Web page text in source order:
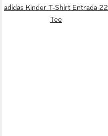
adidas Kinder T-Shirt Entrada 22
Tee